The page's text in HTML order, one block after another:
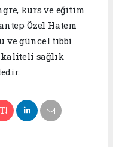
kurs ve eğitim
Özel Hatem
ve güncel tıbbi
sağlık